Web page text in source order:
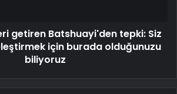
getiren Batshuayi'den tepki: Siz
için burada olduğunuzu
biliyoruz